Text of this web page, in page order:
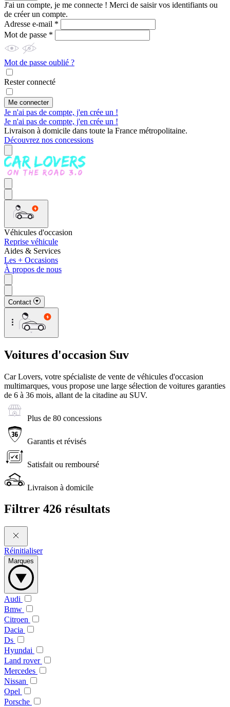
J'ai un compte, je me connecte ! Merci de saisir vos identifiants ou
de créer un compte.
Adresse e-mail *
Mot de passe *
Mot de passe oublié ?
Rester connecté
Me connecter
Je n'ai pas de compte, j'en crée un !
Je n'ai pas de compte, j'en crée un !
Livraison à domicile dans toute la France métropolitaine.
Découvrez nos concessions
Véhicules d'occasion
Reprise véhicule
Aides & Services
Les + Occasions
À propos de nous
Contact
Voitures d'occasion Suv
Car Lovers, votre spécialiste de vente de véhicules d'occasion
multimarques, vous propose une large sélection de voitures garanties
de 6 à 36 mois, allant de la citadine au SUV.
Plus de 80 concessions
Garantis et révisés
Satisfait ou remboursé
Livraison à domicile
Filtrer 426 résultats
Réinitialiser
Marques
Audi
Bmw
Citroen
Dacia
Ds
Hyundai
Land rover
Mercedes
Nissan
Opel
Porsche